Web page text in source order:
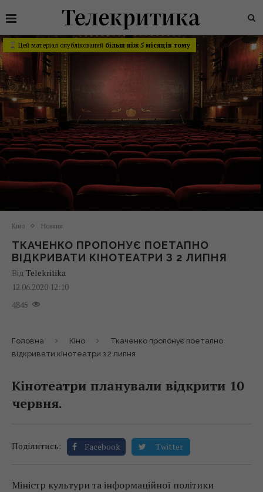
Цей матеріал опублікований більш ніж 5 місяців тому
Кіно Новини
ТКАЧЕНКО ПРОПОНУЄ ПОЕТАПНО
ВІДКРИВАТИ КІНОТЕАТРИ З 2 ЛИПНЯ
Від Telekritika
12.06.2020 12:10
4845
Головна Кіно
Ткаченко пропонує поетапно
відкривати кінотеатри з 2 липня
Кінотеатри планували відкрити 10
червня.
Поділитись: Facebook Twitter
Міністр культури та інформаційної політики